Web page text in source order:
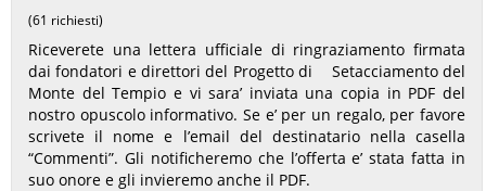
(61 richiesti)
Riceverete una lettera ufficiale di ringraziamento firmata
dai fondatori e direttori del Progetto di Setacciamento del
Monte del Tempio e vi sara’ inviata una copia in PDF del
nostro opuscolo informativo. Se e’ per un regalo, per favore
scrivete il nome e l’email del destinatario nella casella
“Commenti”. Gli notificheremo che l’offerta e’ stata fatta in
suo onore e gli invieremo anche il PDF.